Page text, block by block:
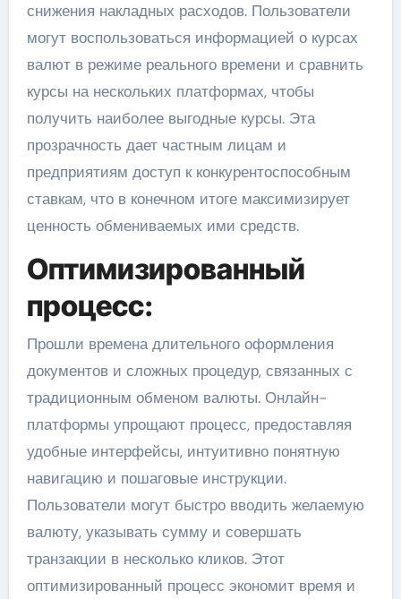
снижения накладных расходов. Пользователи
могут воспользоваться информацией о курсах
валют в режиме реального времени и сравнить
курсы на нескольких платформах, чтобы
получить наиболее выгодные курсы. Эта
прозрачность дает частным лицам и
предприятиям доступ к конкурентоспособным
ставкам, что в конечном итоге максимизирует
ценность обмениваемых ими средств.
Оптимизированный
процесс:
Прошли времена длительного оформления
документов и сложных процедур, связанных с
традиционным обменом валюты. Онлайн-
платформы упрощают процесс, предоставляя
удобные интерфейсы, интуитивно понятную
навигацию и пошаговые инструкции.
Пользователи могут быстро вводить желаемую
валюту, указывать сумму и совершать
транзакции в несколько кликов. Этот
оптимизированный процесс экономит время и